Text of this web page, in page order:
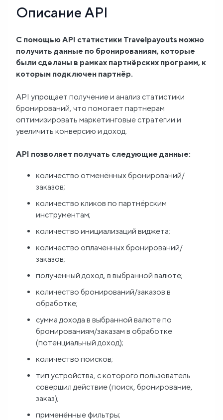
Блог
О
нас
Описание API
С помощью API статистики Travelpayouts можно
получить данные по бронированиям, которые
были сделаны в рамках партнёрских программ, к
которым подключен партнёр.
API упрощает получение и анализ статистики
бронирований, что помогает партнерам
оптимизировать маркетинговые стратегии и
увеличить конверсию и доход.
API позволяет получать следующие данные:
количество отменённых бронирований/
заказов;
количество кликов по партнёрским
инструментам;
количество инициализаций виджета;
количество оплаченных бронирований/
заказов;
полученный доход, в выбранной валюте;
количество бронирований/заказов в
обработке;
сумма дохода в выбранной валюте по
бронированиям/заказам в обработке
(потенциальный доход);
количество поисков;
тип устройства, с которого пользователь
совершил действие (поиск, бронирование,
заказ);
применённые фильтры;